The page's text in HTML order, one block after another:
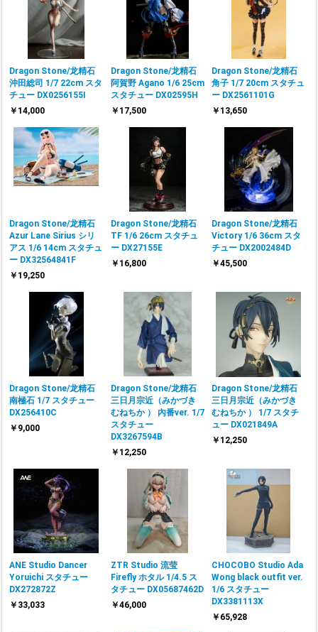
Dragon Stone/龙精石
沖田総司 1/7 22cm スタ
チュー DX0256155I
￥14,000
Dragon Stone/龙精石
阿賀野 Agano 1/6 25cm
スタチュー DX02595H
￥17,500
Dragon Stone/龙精石
角子 1/7 20cm スタチュ
ー DX2561101G
￥13,650
Dragon Stone/龙精石
Azur Lane Sirius シリ
アス 1/6 14cm スタチュ
ー DX32564841F
￥19,250
Dragon Stone/龙精石
TF 1/6 26cm スタチュ
ー DX27155E
￥16,800
Dragon Stone/龙精石
Victory 1/6 36cm スタ
チュー DX2002484D
￥45,500
Dragon Stone/龙精石
南極石 1/7 スタチュー
DX256410C
￥9,000
Dragon Stone/龙精石
三日月宗近（みかづき
むねちか ） 內番ver. 1/7
スタチュー
DX3267594B
￥12,250
Dragon Stone/龙精石
三日月宗近（みかづき
むねちか ） 1/7 スタチ
ュー DX021849A
￥12,250
ANE Studio Dancer
Yoruichi スタチュー
DX272872Z
￥33,033
ZTR Studio 流莹
Firefly ホタル 1/4.5 ス
タチュー DX05687462D
￥46,000
CHOCOBO Studio Ada
Wong black outfit ver.
1/6 スタチュー
DX3381113X
￥65,928